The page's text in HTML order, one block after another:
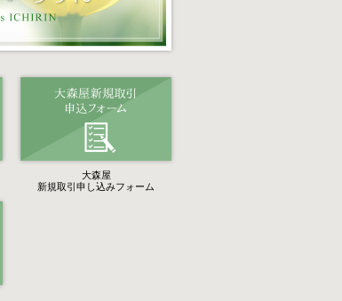
大森屋
新規取引申し込みフォーム